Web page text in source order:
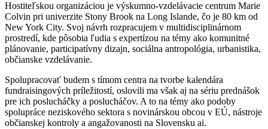
Hostiteľskou organizáciou je výskumno-vzdelávacie centrum Marie
Colvin pri univerzite Stony Brook na Long Islande, čo je 80 km od
New York City. Svoj návrh rozpracujem v multidisciplinárnom
prostredí, kde pôsobia ľudia s expertízou na témy ako komunitné
plánovanie, participatívny dizajn, sociálna antropológia, urbanistika,
občianske vzdelávanie.
Spolupracovať budem s tímom centra na tvorbe kalendára
fundraisingových príležitostí, oslovili ma však aj na sériu prednášok
pre ich poslucháčky a poslucháčov. A to na témy ako podoby
spolupráce neziskového sektora s novinárskou obcou v EÚ, nástroje
občianskej kontroly a angažovanosti na Slovensku ai.